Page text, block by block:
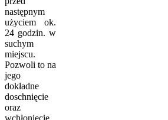
następnym
użyciem ok.
24 godzin. w
suchym
miejscu.
Pozwoli to na
jego
dokładne
doschnięcie
oraz
wchłonięcie